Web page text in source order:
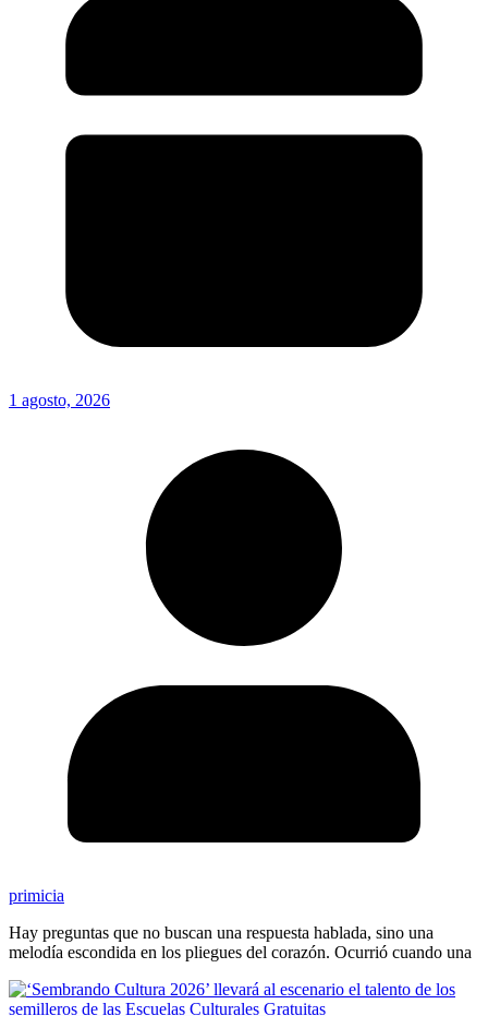
1 agosto, 2026
primicia
Hay preguntas que no buscan una respuesta hablada, sino una
melodía escondida en los pliegues del corazón. Ocurrió cuando una